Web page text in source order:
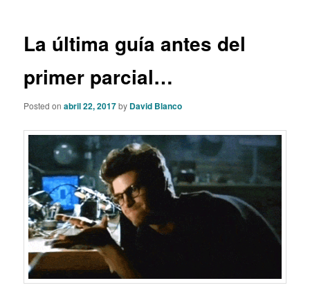
La última guía antes del
primer parcial…
Posted onabril 22, 2017by David Blanco